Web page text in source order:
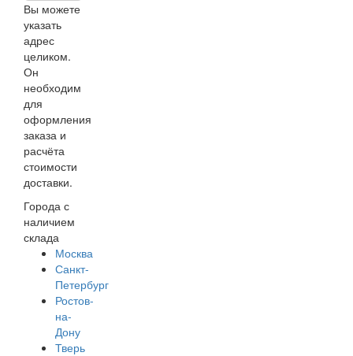
Вы можете
указать
адрес
целиком.
Он
необходим
для
оформления
заказа и
расчёта
стоимости
доставки.
Города с
наличием
склада
Москва
Санкт-
Петербург
Ростов-
на-
Дону
Тверь